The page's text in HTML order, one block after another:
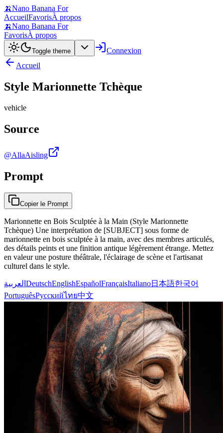
🍌Nano Banana For
AccueilFavorisÀ propos
🍌Nano Banana For
FavorisÀ propos
Toggle theme
Connexion
Accueil
Style Marionnette Tchèque
vehicle
Source
@AllaAisling
Prompt
Copier le Prompt
Marionnette en Bois Sculptée à la Main (Style Marionnette
Tchèque) Une interprétation de [SUBJECT] sous forme de
marionnette en bois sculptée à la main, avec des membres articulés,
des détails peints et une finition antique légèrement étrange. Mettez
en valeur une posture théâtrale, l'éclairage de scène et l'artisanat
culturel dans le style.
العربية DeutschEnglishEspañolFrançaisItaliano日本語한국어
PortuguêsРусскийไทย中文